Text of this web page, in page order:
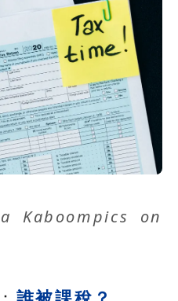
Kaboompics
on